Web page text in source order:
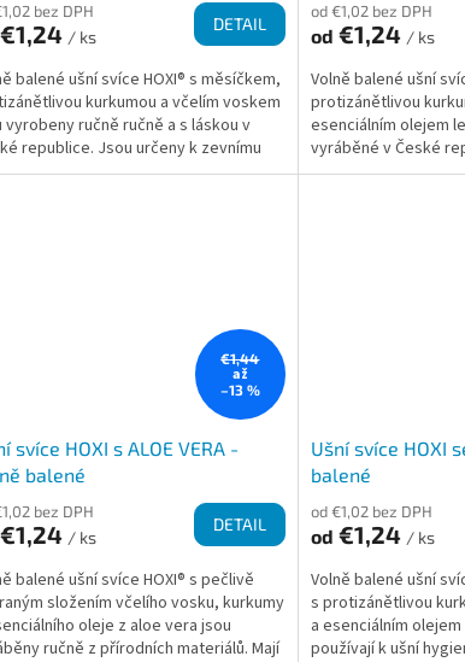
bez DPH
€1,24 / ks
DETAIL
balené ušní svíce HOXI® s měsíčkem,
kurkumou a včelím voskem
vyrobeny ručně ručně a s láskou v
republice. Jsou určeny k zevnímu
a nabízí...
od €1,02 bez DPH
od €1,24 / ks
Volně balené ušní
protizánětlivou
esenciálním olejem
vyráběné v České
přírodních
€1,44
až
–13 %
svíce HOXI s ALOE VERA -
balené
bez DPH
€1,24 / ks
DETAIL
balené ušní svíce HOXI® s pečlivě
složením včelího vosku, kurkumy
oleje z aloe vera jsou
ručně z přírodních materiálů. Mají
Ušní svíce HOXI
balené
od €1,02 bez DPH
od €1,24 / ks
Volně balené ušní
s protizánětlivou
a esenciálním
používají k ušní